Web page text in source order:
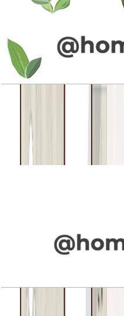
3M-1, Mid Unit, 1946
باز کردن چیدمان
La Rosa Phase 4,